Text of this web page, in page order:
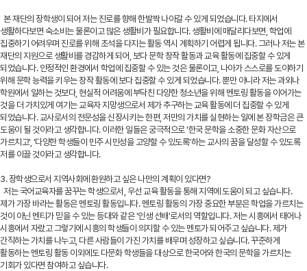
본 재단의 장학생이 되어 저는 진로를 향해 한발짝 나아갈 수 있게 되었습니다. 타지에서
생활하다보면 숙소비는 물론이고 많은 생활비가 필요합니다. 생활비에 매달리다보면, 학업에
집중하기 어려우며 진로를 위해 초석을 다지는 활동 역시 계획하기 어렵게 됩니다. 그러나 저는 본
재단의 지원으로 생활비를 경감하게 되어, 보다 문학 창작 활동과 교육 활동에 집중할 수 있게
되었습니다. 안정적인 환경에서 학업에 집중할 수 있는 것은 물론이고, 나아가 스스로를 도야하기
위해 문학 능력을 키우는 창작 활동에 보다 집중할 수 있게 되었습니다. 뿐만 아니라 저는 과외나
학원에서 일하는 것보다, 현실적 어려움에 부닥친 다양한 청소년을 위해 멘토링 활동을 이어가는
것을 더 가치있게 여기는 교육자 지망생으로서 제가 추구하는 교육 활동에 더 집중할 수 있게
되었습니다. 교사로서의 전문성을 신장시키는 한편, 저만의 가치를 실현하는 일에 본 장학금은 큰
도움이 될 것이라고 생각합니다. 이러한 일들은 궁극적으로 '한국 문학을 소중한 문화 자산으로
가르치고', '다양한 학생들이 민주 시민성을 고양할 수 있도록'하는 교사의 꿈을 달성할 수 있도록
저를 이끌 것이라고 생각합니다.
3. 장학생으로서 지역사회에 환원하고 싶은 나만의 계획이 있다면?
저는 국어교육자를 꿈꾸는 학생으로서, 우선 교육 활동을 통해 지역에 도움이 되고 싶습니다.
제가 가장 바라는 활동은 멘토링 활동입니다. 멘토링 활동의 가장 중요한 부분은 학업을 가르치는
것이 아닌 멘티가 믿을 수 있는 등대와 같은 '인생 선배'로서의 역할입니다. 저는 시흥에서 태어나
시흥에서 자랐고 그렇기에 시흥의 학생들이 의지할 수 있는 멘토가 되어주고 싶습니다. 제가
간직하는 가치를 나누고, 다른 사람들이 가진 가치를 배우며 성장하고 싶습니다. 꾸준하게
활동하는 멘토링 활동 이외에도 다문화 학생들을 대상으로 한국어와 한국의 문학을 가르치는
기회가 있다면 참여하고 싶습니다.